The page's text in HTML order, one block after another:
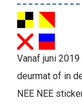
Vanaf juni 2019
deurmat of in
NEE NEE